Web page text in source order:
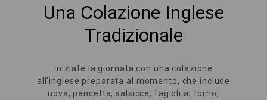
Una Colazione Inglese
Tradizionale
Iniziate la giornata con una colazione
all'inglese preparata al momento, che include
uova, pancetta, salsicce, fagioli al forno,